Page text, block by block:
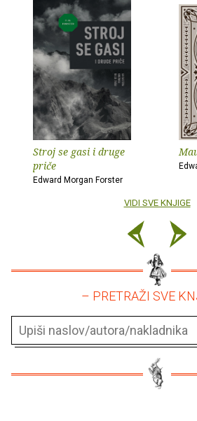
Stroj se gasi i druge
priče
Edward Morgan Forster
VIDI SVE KNJIGE
– PRETRAŽI SVE